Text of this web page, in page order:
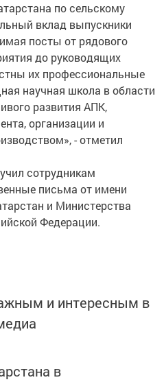
по сельскому
вклад выпускники
посты от рядового
до руководящих
их профессиональные
научная школа в области
развития АПК,
организации и
- отметил
сотрудникам
письма от имени
и Министерства
Федерации.
и интересным в
в